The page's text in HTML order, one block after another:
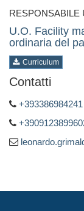
RESPONSABILE
U.O. Facility
ordinaria del
Curriculum
Contatti
+393386984241